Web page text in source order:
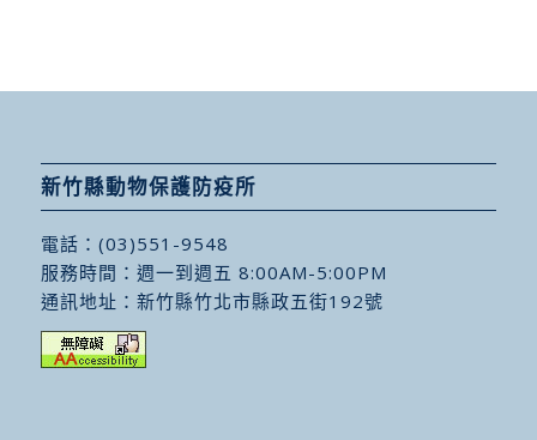
新竹縣動物保護防疫所
電話： (03)551-9548
服務時間：週一到週五 8:00AM-5:00PM
通訊地址： 新竹縣竹北市縣政五街192號